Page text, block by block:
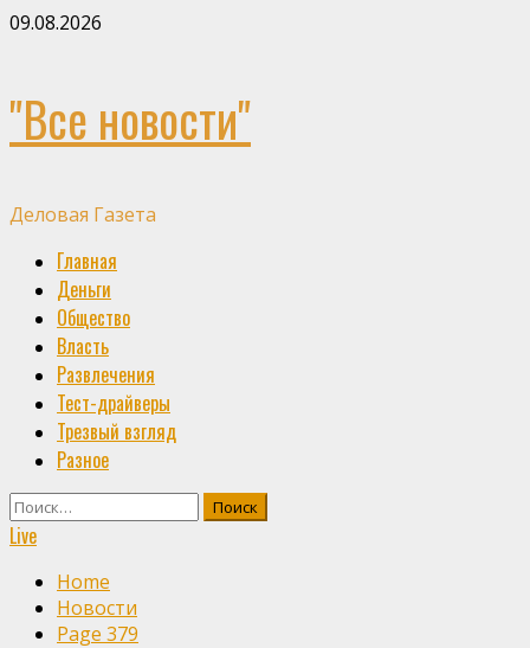
Skip
09.08.2026
"Все новости"
Деловая Газета
Primary
Menu
Главная
Деньги
Общество
Власть
Развлечения
Тест-драйверы
Трезвый взгляд
Разное
Найти:
Live
Home
Новости
Page 379